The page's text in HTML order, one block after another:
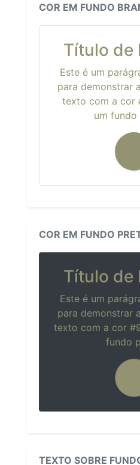
COR EM FUNDO
Título de
Este é um
para demonstrar
texto com a cor
um fundo
COR EM FUNDO
Título de
Este é um
para demonstrar
texto com a cor
fundo
TEXTO SOBRE